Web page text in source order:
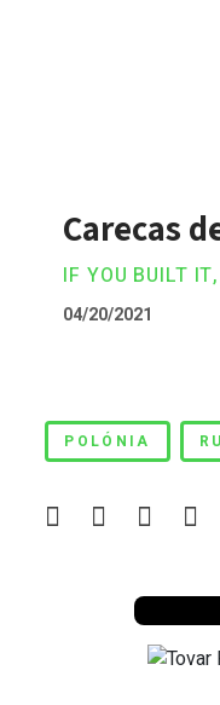
Carecas
IF YOU BUILT
04/20/2021
Carecas de
POLÓNIA